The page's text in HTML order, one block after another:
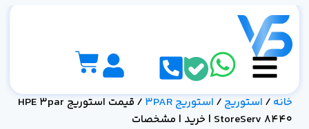
خانه / استوریج / استوریج 3PAR
/ قیمت استوریج HPE 3par
StoreServ 8440 | خرید | مشخصات